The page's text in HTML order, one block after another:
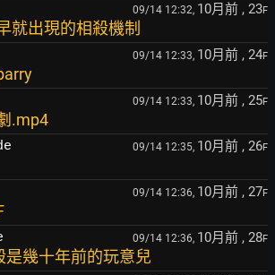
09/14 12:32, 10月前 , 23F
就出現的相殺機制
09/14 12:33, 10月前 , 24F
09/14 12:33, 10月前 , 25F
.mp4
09/14 12:35, 10月前 , 26F
09/14 12:36, 10月前 , 27F
09/14 12:36, 10月前 , 28F
是幾十年前的玩意兒